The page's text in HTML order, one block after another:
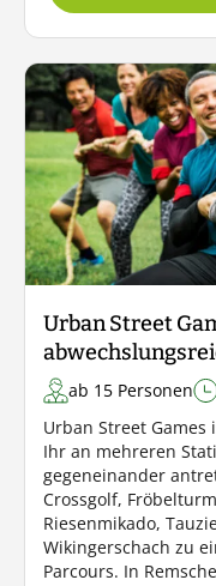
Urban Street
ab 15 Personen
Urban Street Games
Ihr an mehreren
gegeneinander
Crossgolf,
Riesenmikado,
Wikingerschach zu
Parcours. In